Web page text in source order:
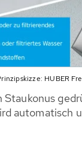
HUBER
automatisch